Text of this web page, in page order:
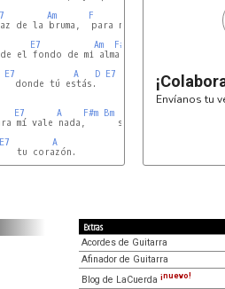
Am F
de la bruma,  para no morir de dolor.
E7 Am F#m
el fondo de mi alma,     aunque tú no
E7 A D E7
donde tú estás.
E7 A F#m Bm
mí vale nada,      si no tengo
E7
A
tu corazón.
Envíanos tu
Extras
Acordes de Guitarra
Afinador de Guitarra
Blog de LaCuerda ¡nuevo!